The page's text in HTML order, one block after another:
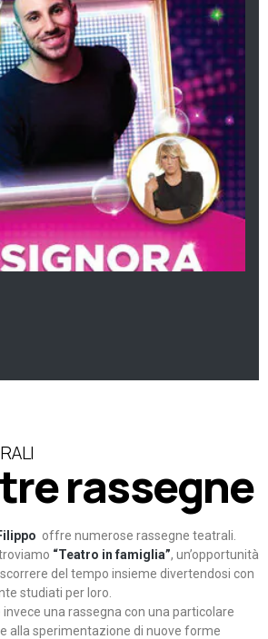
rassegne
offre numerose rassegne teatrali.
“Teatro in famiglia”, un’opportunità
del tempo insieme divertendosi con
studiati per loro.
invece una rassegna con una particolare
alla sperimentazione di nuove forme